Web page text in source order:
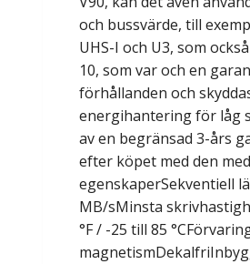
och bussvärde, till
UHS-I och U3, som
10, som var och en
förhållanden och
energihantering för låg
av en begränsad 3-års
efter köpet med den
egenskaperSekventiell
MB/sMinsta
°F / -25 till 85